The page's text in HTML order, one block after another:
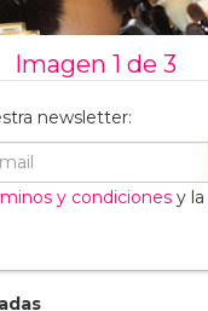
Imagen 1 de 3
newsletter:
y condiciones y la